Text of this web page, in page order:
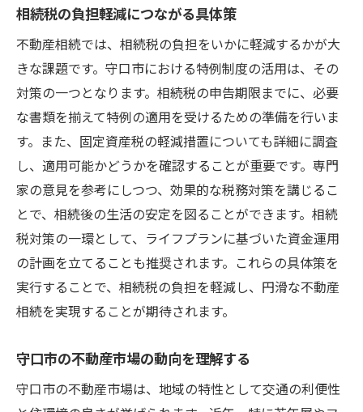
相続税の負担軽減につながる具体策
不動産相続では、相続税の負担をいかに軽減するかが大
きな課題です。守口市における特例制度の活用は、その
対策の一つとなります。相続税の申告期限までに、必要
な書類を揃えて特例の適用を受けるための準備を行いま
す。また、固定資産税の軽減措置についても詳細に調査
し、適用可能かどうかを確認することが重要です。専門
家の意見を参考にしつつ、効果的な税務対策を講じるこ
とで、相続後の生活の安定を図ることができます。相続
税対策の一環として、ライフプランに基づいた資金運用
の計画を立てることも推奨されます。これらの具体策を
実行することで、相続税の負担を軽減し、円滑な不動産
相続を実現することが期待されます。
守口市の不動産市場の動向を理解する
守口市の不動産市場は、地域の特性として交通の利便性